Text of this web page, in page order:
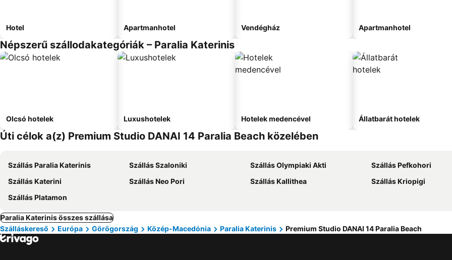
Hotel Apartmanhotel Vendégház Apartmanhotel
Népszerű szállodakategóriák – Paralia Katerinis
Olcsó hotelek Luxushotelek Hotelek medencével Állatbarát hotelek
Úti célok a(z) Premium Studio DANAI 14 Paralia Beach közelében
Szállás Paralia Katerinis Szállás Szaloniki Szállás Olympiaki Akti
Szállás Pefkohori
Szállás Katerini
Szállás Neo Pori Szállás Kallithea
Szállás Kriopigi
Szállás Platamon
Paralia Katerinis összes szállása
Szálláskereső
Európa Görögország Közép-Macedónia Paralia Katerinis Premium Studio DANAI 14 Paralia Beach